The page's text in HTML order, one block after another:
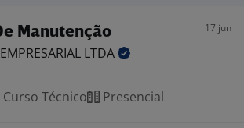
Manutenção 17 jun
LTDA
Curso Técnico Presencial